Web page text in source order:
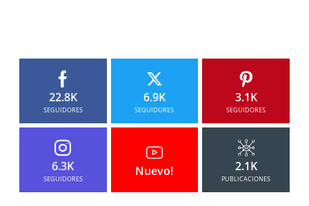
22.8K
SEGUIDORES
6.9K
SEGUIDORES
3.1K
SEGUIDORES
6.3K
SEGUIDORES
Nuevo! 2.1K
PUBLICACIONES